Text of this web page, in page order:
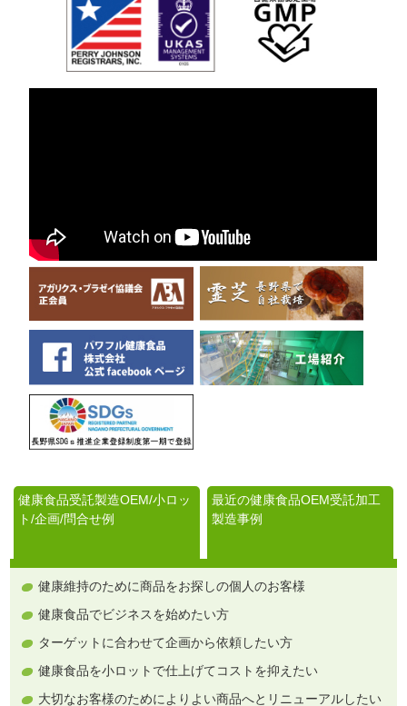
健康食品受託製造OEM/小ロッ
ト/企画/問合せ例
最近の健康食品OEM受託加工
製造事例
健康維持のために商品をお探しの個人のお客様
健康食品でビジネスを始めたい方
ターゲットに合わせて企画から依頼したい方
健康食品を小ロットで仕上げてコストを抑えたい
大切なお客様のためによりよい商品へとリニューアルしたい